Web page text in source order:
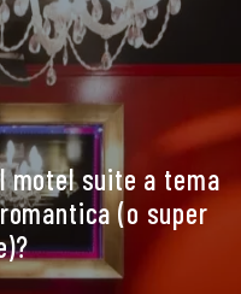
motel suite a tema
(o super